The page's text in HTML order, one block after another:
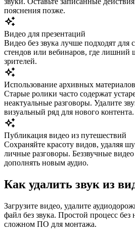
пояснения позже.
Видео для презентаций
Видео без звука лучше подходят для
стендов или вебинаров, где лишний
зрителей.
Использование архивных материалов
Старые ролики часто содержат
неактуальные разговоры. Удалите
визуальный ряд для нового контента.
Публикация видео из путешествий
Сохраняйте красоту видов, удаляя
личные разговоры. Беззвучные
дополнять новым аудио.
Как удалить звук из
Загрузите видео, удалите
файл без звука. Простой процесс без
сложном ПО для монтажа.